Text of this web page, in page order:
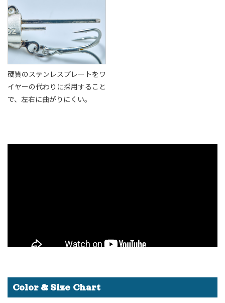
硬質のステンレスプレートをワ
イヤーの代わりに採用すること
で、左右に曲がりにくい。
Color & Size Chart